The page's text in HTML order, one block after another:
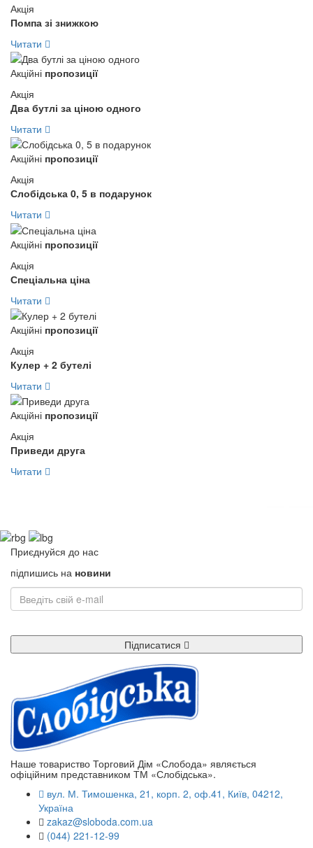
Акція
Помпа зі знижкою
Читати
Акційні пропозиції
Акція
Два бутлі за ціною одного
Читати
Акційні пропозиції
Акція
Слобідська 0, 5 в подарунок
Читати
Акційні пропозиції
Акція
Спеціальна ціна
Читати
Акційні пропозиції
Акція
Кулер + 2 бутелі
Читати
Акційні пропозиції
Акція
Приведи друга
Читати
Приєднуйся до нас
підпишись на новини
Підписатися
Наше товариство Торговий Дім «Слобода» являється
офіційним представником ТМ «Слобідська».
вул. М. Тимошенка, 21, корп. 2, оф.41, Київ, 04212,
Україна
zakaz@sloboda.com.ua
(044) 221-12-99